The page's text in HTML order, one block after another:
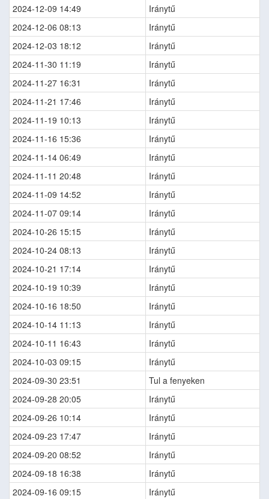
2024-12-09 14:49
Iránytű
2024-12-06 08:13
Iránytű
2024-12-03 18:12
Iránytű
2024-11-30 11:19
Iránytű
2024-11-27 16:31
Iránytű
2024-11-21 17:46
Iránytű
2024-11-19 10:13
Iránytű
2024-11-16 15:36
Iránytű
2024-11-14 06:49
Iránytű
2024-11-11 20:48
Iránytű
2024-11-09 14:52
Iránytű
2024-11-07 09:14
Iránytű
2024-10-26 15:15
Iránytű
2024-10-24 08:13
Iránytű
2024-10-21 17:14
Iránytű
2024-10-19 10:39
Iránytű
2024-10-16 18:50
Iránytű
2024-10-14 11:13
Iránytű
2024-10-11 16:43
Iránytű
2024-10-03 09:15
Iránytű
2024-09-30 23:51
Tul a fenyeken
2024-09-28 20:05
Iránytű
2024-09-26 10:14
Iránytű
2024-09-23 17:47
Iránytű
2024-09-20 08:52
Iránytű
2024-09-18 16:38
Iránytű
2024-09-16 09:15
Iránytű